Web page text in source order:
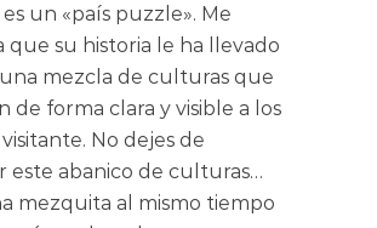
es un «país puzzle». Me
que su historia le ha llevado
mezcla de culturas que
de forma clara y visible a los
No dejes de
este abanico de culturas…
mezquita al mismo tiempo